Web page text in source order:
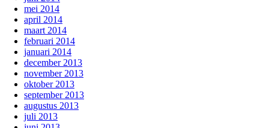
mei 2014
april 2014
maart 2014
februari 2014
januari 2014
december 2013
november 2013
oktober 2013
september 2013
augustus 2013
juli 2013